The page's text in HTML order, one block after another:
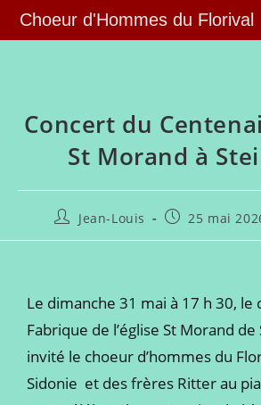
Choeur d'Hommes du Florival
Concert du
St Morand à
Jean-Louis 25 mai
Le dimanche 31 mai à 17 h 30, le
Fabrique de l’église St Morand de
invité le choeur d’hommes du
Sidonie et des frères Ritter au